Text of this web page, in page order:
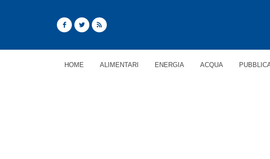
HOME ALIMENTARI ENERGIA ACQUA